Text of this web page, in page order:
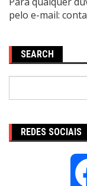
pelo e-mail:
SEARCH
REDES SOCIAIS